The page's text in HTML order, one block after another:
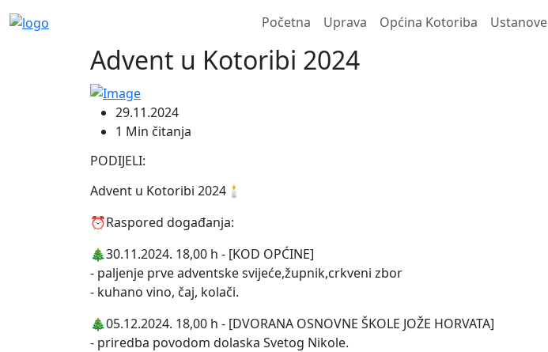
Početna Uprava Općina Kotoriba Ustanove
Advent u Kotoribi 2024
29.11.2024
1 Min čitanja
PODIJELI:
Advent u Kotoribi 2024🕯️
⏰Raspored događanja:
🎄30.11.2024. 18,00 h - [KOD OPĆINE]
- paljenje prve adventske svijeće,župnik,crkveni zbor
- kuhano vino, čaj, kolači.
🎄05.12.2024. 18,00 h - [DVORANA OSNOVNE ŠKOLE JOŽE HORVATA]
- priredba povodom dolaska Svetog Nikole.